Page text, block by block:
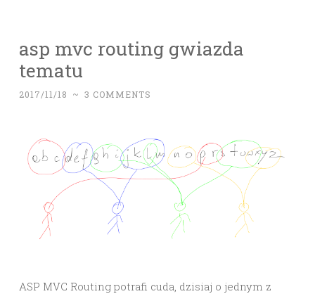
asp mvc routing gwiazda
tematu
2017/11/18 ~ 3 COMMENTS
ASP MVC Routing potrafi cuda, dzisiaj o jednym z